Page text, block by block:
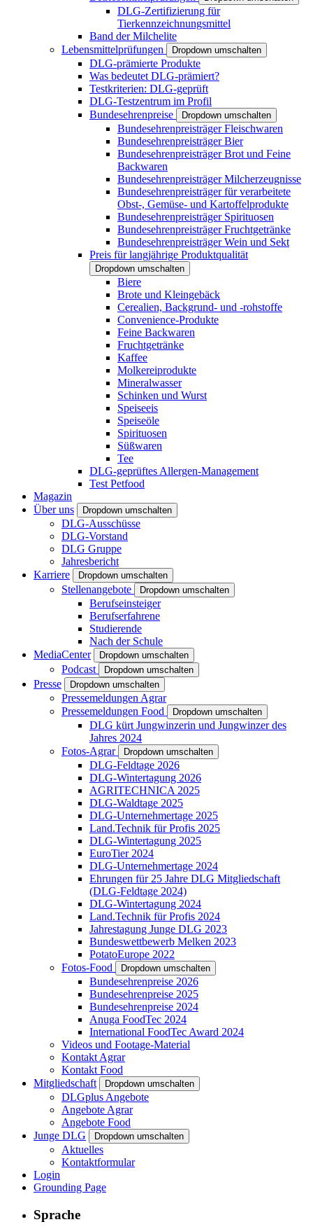
DLG-Zertifizierung für
Tierkennzeichnungsmittel
Band der Milchelite
Lebensmittelprüfungen
Dropdown umschalten
DLG-prämierte Produkte
Was bedeutet DLG-prämiert?
Testkriterien: DLG-geprüft
DLG-Testzentrum im Profil
Bundesehrenpreise
Dropdown umschalten
Bundesehrenpreisträger Fleischwaren
Bundesehrenpreisträger Bier
Bundesehrenpreisträger Brot und Feine
Backwaren
Bundesehrenpreisträger Milcherzeugnisse
Bundesehrenpreisträger für verarbeitete
Obst-, Gemüse- und Kartoffelprodukte
Bundesehrenpreisträger Spirituosen
Bundesehrenpreisträger Fruchtgetränke
Bundesehrenpreisträger Wein und Sekt
Preis für langjährige Produktqualität
Dropdown umschalten
Biere
Brote und Kleingebäck
Cerealien, Backgrund- und -rohstoffe
Convenience-Produkte
Feine Backwaren
Fruchtgetränke
Kaffee
Molkereiprodukte
Mineralwasser
Schinken und Wurst
Speiseeis
Speiseöle
Spirituosen
Süßwaren
Tee
DLG-geprüftes Allergen-Management
Test Petfood
Magazin
Über uns
Dropdown umschalten
DLG-Ausschüsse
DLG-Vorstand
DLG Gruppe
Jahresbericht
Karriere
Dropdown umschalten
Stellenangebote Dropdown umschalten
Berufseinsteiger
Berufserfahrene
Studierende
Nach der Schule
MediaCenter
Dropdown umschalten
Podcast Dropdown umschalten
Presse Dropdown umschalten
Pressemeldungen Agrar
Pressemeldungen Food
Dropdown umschalten
DLG kürt Jungwinzerin und Jungwinzer des
Jahres 2024
Fotos-Agrar
Dropdown umschalten
DLG-Feldtage 2026
DLG-Wintertagung 2026
AGRITECHNICA 2025
DLG-Waldtage 2025
DLG-Unternehmertage 2025
Land.Technik für Profis 2025
DLG-Wintertagung 2025
EuroTier 2024
DLG-Unternehmertage 2024
Ehrungen für 25 Jahre DLG Mitgliedschaft
(DLG-Feldtage 2024)
DLG-Wintertagung 2024
Land.Technik für Profis 2024
Jahrestagung Junge DLG 2023
Bundeswettbewerb Melken 2023
PotatoEurope 2022
Fotos-Food
Dropdown umschalten
Bundesehrenpreise 2026
Bundesehrenpreise 2025
Bundesehrenpreise 2024
Anuga FoodTec 2024
International FoodTec Award 2024
Videos und Footage-Material
Kontakt Agrar
Kontakt Food
Mitgliedschaft
Dropdown umschalten
DLGplus Angebote
Angebote Agrar
Angebote Food
Junge DLG
Dropdown umschalten
Aktuelles
Kontaktformular
Login
Grounding Page
Sprache